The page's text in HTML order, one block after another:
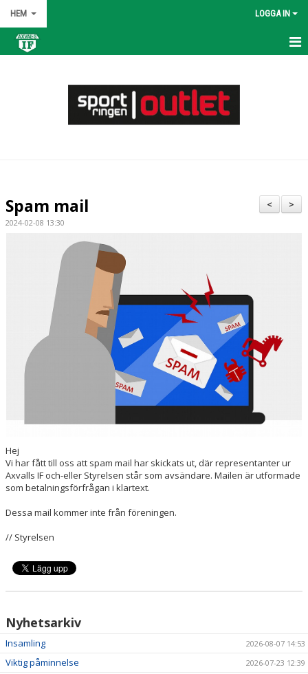
HEM LOGGA IN
BILDGALLERI
VÅRA LAG/TRÄNARE
SPONSORER
HEDERSUTNÄMNINGAR
>
<
Spam mail
2024-02-08 13:30
Hej
Vi har fått till oss att spam mail har skickats ut, där representanter ur
Axvalls IF och-eller Styrelsen står som avsändare. Mailen är utformade
som betalningsförfrågan i klartext.
Dessa mail kommer inte från föreningen.
// Styrelsen
Nyhetsarkiv
Insamling 2026-08-07 14:53
Viktig påminnelse 2026-07-23 12:39